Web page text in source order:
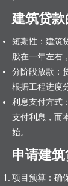
建筑贷
短期性：建筑
般在一年左右
分阶段放款：
根据工程进度
利息支付方式
支付利息，而
始。
申请建
项目预算：确